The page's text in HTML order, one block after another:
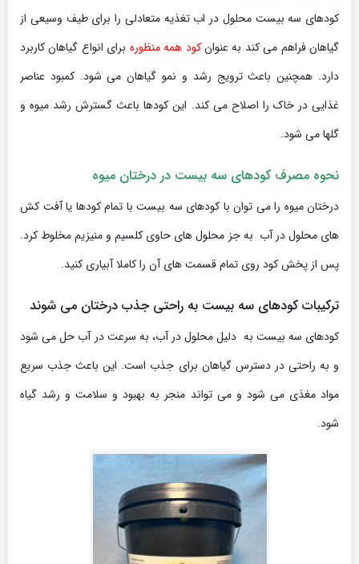
کودهای سه بیست محلول در اب تغذیه متعادلی را برای طیف وسیعی از
گیاهان فراهم می کند به عنوانکود همه منظوره برای انواع گیاهان کاربرد
دارد. همچنین باعث ترویج رشد و نمو گیاهان می شود. کمبود عناصر
غذایی در خاک را اصلاح می کند. این کودها باعث گسترش رشد میوه و
گلها می شود.
نحوه مصرف کودهای سه بیست در درختان میوه
درختان میوه را می توان با کودهای سه بیست با تمام کودها یا آفت کش
های محلول در آب به جز محلول های حاوی کلسیم و منیزیم مخلوط کرد.
پس از پخش کود روی تمام قسمت های آن را کاملا آبیاری کنید.
ترکیبات کودهای سه بیست به راحتی جذب درختان می شوند
کودهای سه بیست به دلیل محلول در آب، به سرعت در آب حل می شود
و به راحتی در دسترس گیاهان برای جذب است. این باعث جذب سریع
مواد مغذی می شود و می تواند منجر به بهبود و سلامت و رشد گیاه
شود.